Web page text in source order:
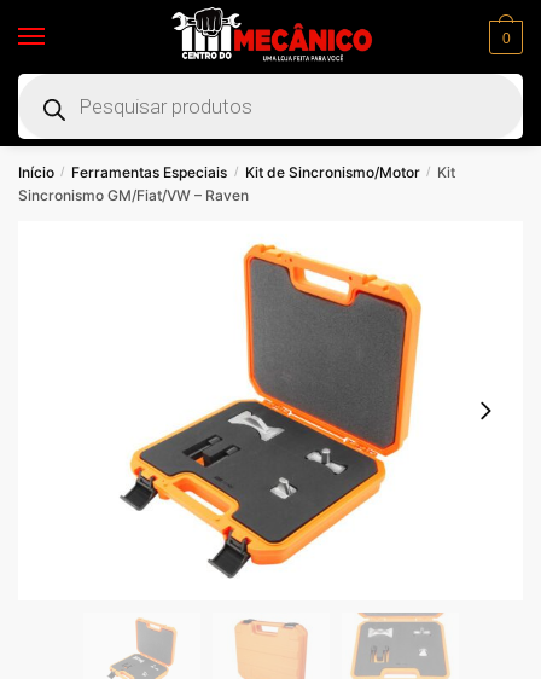
0
Início / Ferramentas Especiais / Kit de Sincronismo/Motor /
Kit
Sincronismo GM/Fiat/VW – Raven